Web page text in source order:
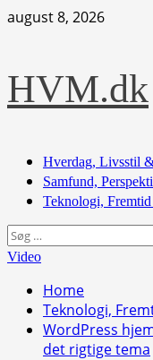
Skip
august 8, 2026
HVM.dk
Primary
Menu
Hverdag, Livsstil
Samfund,
Teknologi,
Søg
efter:
Video
Home
Teknologi,
WordPress
det rigtige tema